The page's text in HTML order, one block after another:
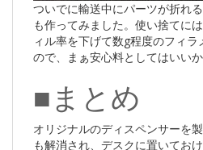
ついでに輸送中にパーツが折れ
も作ってみました。使い捨てに
ィル率を下げて数g程度のフィ
ので、まぁ安心料としてはいいか
■まとめ
オリジナルのディスペンサーを
も解消され、デスクに置いてお